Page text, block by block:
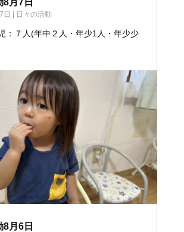
日 | 日々の活動
：７人(年中２人・年少1人・年少少
8月6日